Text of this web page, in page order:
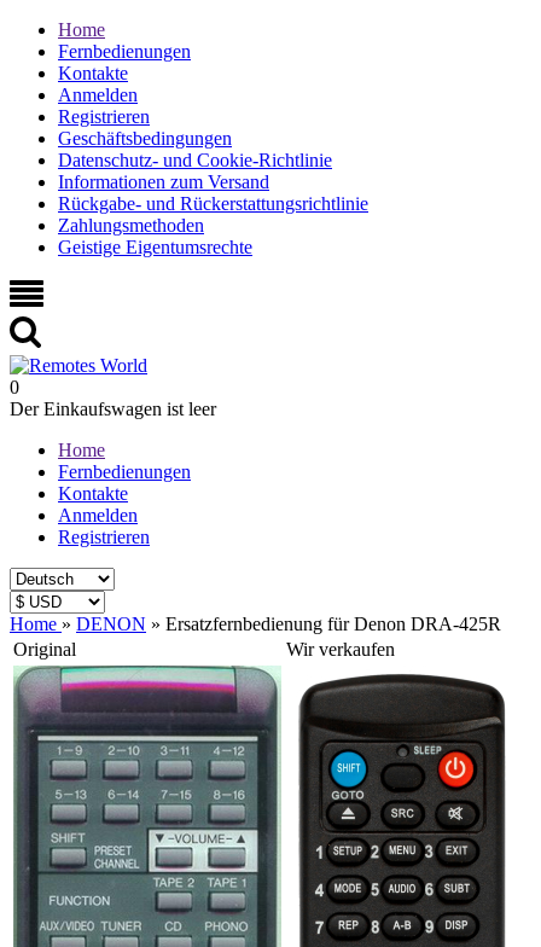
Home
Fernbedienungen
Kontakte
Anmelden
Registrieren
Geschäftsbedingungen
Datenschutz- und Cookie-Richtlinie
Informationen zum Versand
Rückgabe- und Rückerstattungsrichtlinie
Zahlungsmethoden
Geistige Eigentumsrechte
0
Der Einkaufswagen ist leer
Home
Fernbedienungen
Kontakte
Anmelden
Registrieren
Home » DENON » Ersatzfernbedienung für Denon DRA-425R
Original
Wir verkaufen